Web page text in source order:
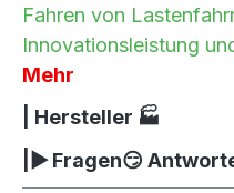
Fahren von
Innovationsleistung
Mehr
| Hersteller 🏭
|▶ Fragen😏